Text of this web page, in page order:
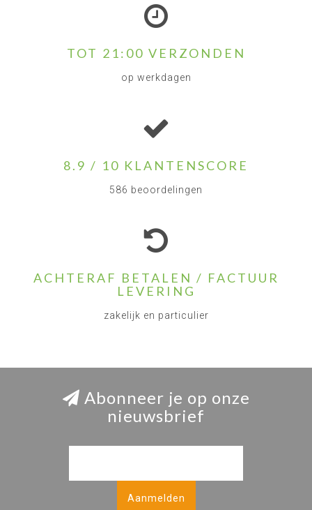
TOT 21:00 VERZONDEN
op werkdagen
8.9 / 10 KLANTENSCORE
586 beoordelingen
ACHTERAF BETALEN / FACTUUR
LEVERING
zakelijk en particulier
Abonneer je op onze
nieuwsbrief
Aanmelden